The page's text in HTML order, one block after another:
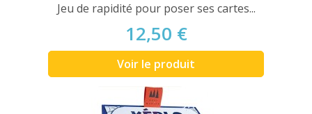
Jeu de rapidité pour poser ses cartes...
12,50 €
Voir le produit